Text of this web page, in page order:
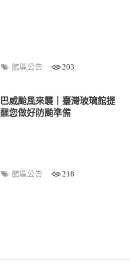
館區公告 203
巴威颱風來襲｜臺灣玻璃館提
醒您做好防颱準備
館區公告 218